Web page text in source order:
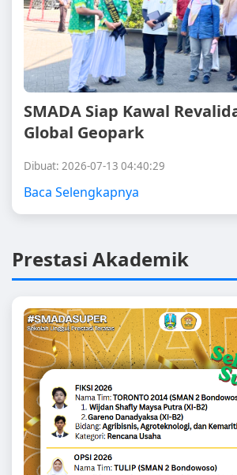
SMADA Siap Kawal
Global Geopark
Dibuat: 2026-07-13 04:40:29
Baca Selengkapnya
Prestasi Akademik